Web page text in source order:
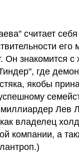
считает
его
Он знакомится
где
якобы
Лев
владелец
компании, а